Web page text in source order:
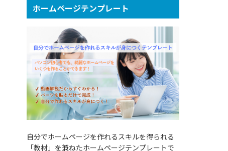
ホームページテンプレート
自分でホームページを作れるスキルを得られる
「教材」を兼ねたホームページテンプレートで